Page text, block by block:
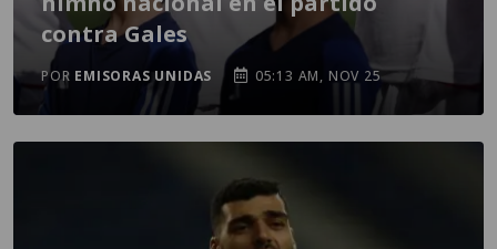
contra Gales
POR EMISORAS UNIDAS 05:13 AM, NOV 25